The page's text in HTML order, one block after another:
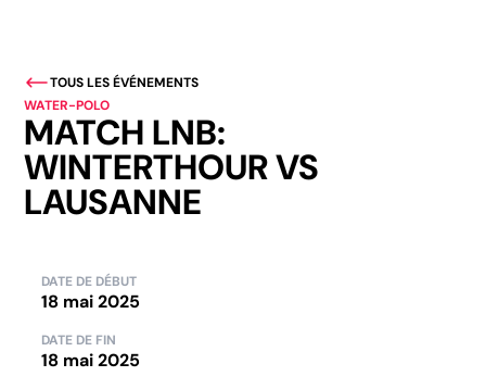
TOUS LES ÉVÉNEMENTS
WATER-POLO
MATCH LNB:
WINTERTHOUR VS
LAUSANNE
DATE DE DÉBUT
18 mai 2025
DATE DE FIN
18 mai 2025